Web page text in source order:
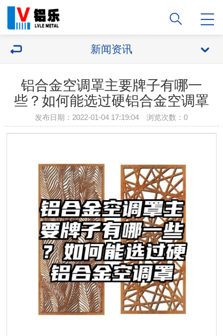
新闻资讯
铝合金空调罩主要牌子有哪一
些？如何能选过硬铝合金空调罩
发布日期：2022-01-04 17:19:04 浏览次数：0